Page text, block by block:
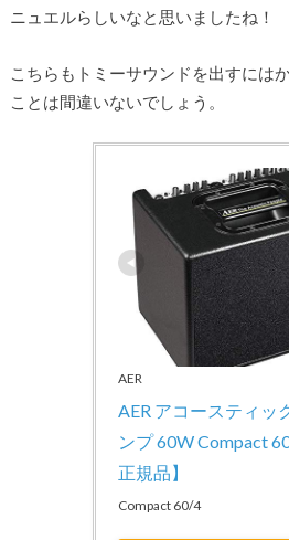
ニュエルらしいなと思いましたね！
こちらもトミーサウンドを出すには
ことは間違いないでしょう。
AER
AER アコースティッ
ンプ 60W Compact
正規品】
Compact 60/4